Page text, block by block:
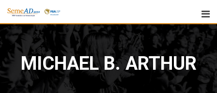
MICHAEL B. ARTHUR